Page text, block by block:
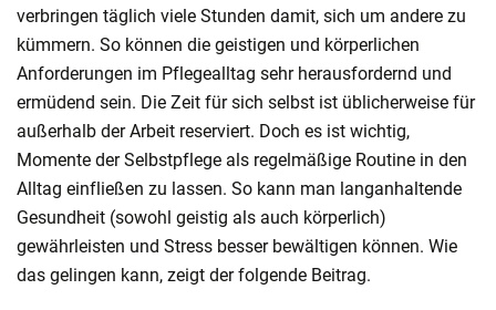
verbringen täglich viele Stunden damit, sich um andere zu
kümmern. So können die geistigen und körperlichen
Anforderungen im Pflegealltag sehr herausfordernd und
ermüdend sein. Die Zeit für sich selbst ist üblicherweise für
außerhalb der Arbeit reserviert. Doch es ist wichtig,
Momente der Selbstpflege als regelmäßige Routine in den
Alltag einfließen zu lassen. So kann man langanhaltende
Gesundheit (sowohl geistig als auch körperlich)
gewährleisten und Stress besser bewältigen können. Wie
das gelingen kann, zeigt der folgende Beitrag.